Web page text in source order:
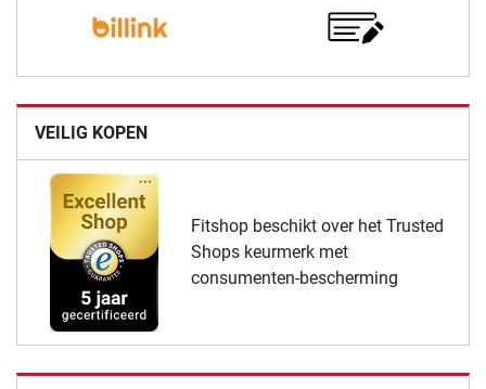
VEILIG KOPEN
Fitshop beschikt over het Trusted
Shops keurmerk met
consumenten-bescherming